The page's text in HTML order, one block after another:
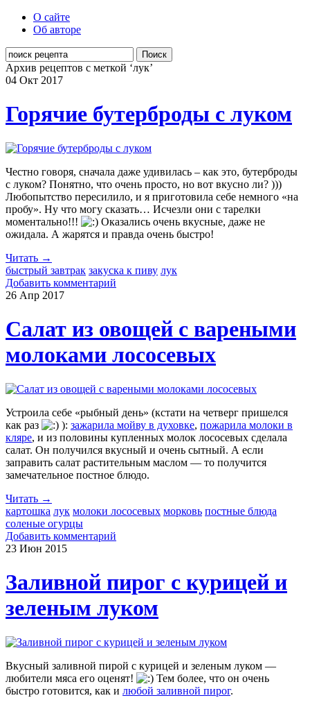
О сайте
Об авторе
Поиск
Архив рецептов с меткой ‘лук’
04 Окт 2017
Горячие бутерброды с луком
Честно говоря, сначала даже удивилась – как это, бутерброды
с луком? Понятно, что очень просто, но вот вкусно ли? )))
Любопытство пересилило, и я приготовила себе немного «на
пробу». Ну что могу сказать… Исчезли они с тарелки
моментально!!!
Оказались очень вкусные, даже не
ожидала. А жарятся и правда очень быстро!
Читать →
быстрый завтрак закуска к пиву лук
Добавить комментарий
26 Апр 2017
Салат из овощей с вареными
молоками лососевых
Устроила себе «рыбный день» (кстати на четверг пришелся
как раз
): зажарила мойву в духовке, пожарила молоки в
кляре, и из половины купленных молок лососевых сделала
салат. Он получился вкусный и очень сытный. А если
заправить салат растительным маслом — то получится
замечательное постное блюдо.
Читать →
картошка лук молоки лососевых морковь постные блюда
соленые огурцы
Добавить комментарий
23 Июн 2015
Заливной пирог с курицей и
зеленым луком
Вкусный заливной пирой с курицей и зеленым луком —
любители мяса его оценят!
Тем более, что он очень
быстро готовится, как и любой заливной пирог.